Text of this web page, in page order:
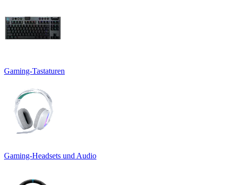
Gaming-Tastaturen
Gaming-Headsets und Audio